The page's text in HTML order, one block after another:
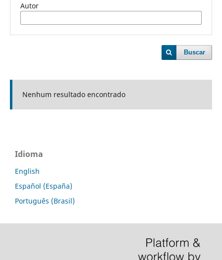
Autor
Buscar
Nenhum resultado encontrado
Idioma
English
Español (España)
Português (Brasil)